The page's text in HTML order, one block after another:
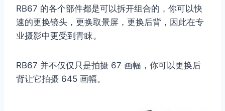
RB67 的各个部件都是可以拆开组合的，你可以快
速的更换镜头，更换取景屏，更换后背，因此在专
业摄影中更受到青睐。
RB67 并不仅仅只是拍摄 67 画幅，你可以更换后
背让它拍摄 645 画幅。